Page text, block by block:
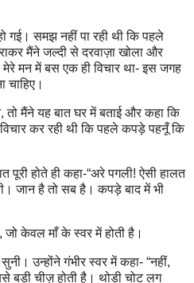
समझ नहीं पा रही थी कि पहले
मैंने जल्दी से दरवाज़ा खोला और
मन में बस एक ही विचार था- इस जगह
चाहिए।
मैंने यह बात घर में बताई और कहा कि
कर रही थी कि पहले कपड़े पहनूँ कि
पूरी होते ही कहा-“अरे पगली! ऐसी हालत
जान है तो सब है। कपड़े बाद में भी
जो केवल माँ के स्वर में होती है।
उन्होंने गंभीर स्वर में कहा- “नहीं,
चीज़ होती है। थोड़ी चोट लग